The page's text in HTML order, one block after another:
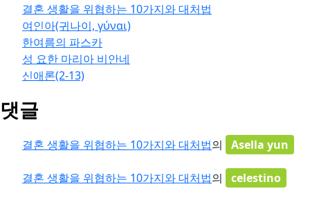
결혼 생활을 위협하는 10가지와 대처법
여인아(귀나이, γύναι)
한여름의 파스카
성 요한 마리아 비안네
신애론(2-13)
댓글
결혼 생활을 위협하는 10가지와 대처법의 Asella yun
결혼 생활을 위협하는 10가지와 대처법의 celestino